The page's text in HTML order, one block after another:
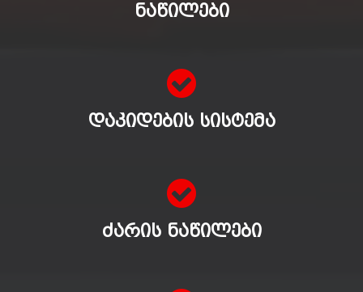
ᲜᲐᲬᲘᲚᲔᲑᲘ
ᲓᲐᲙᲘᲓᲔᲑᲘᲡ ᲡᲘᲡᲢᲔᲛᲐ
ᲫᲐᲠᲘᲡ ᲜᲐᲬᲘᲚᲔᲑᲘ